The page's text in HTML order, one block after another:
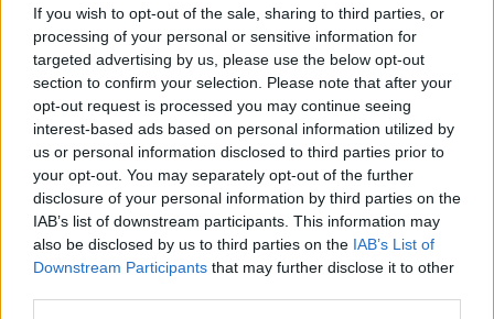
If you wish to opt-out of the sale, sharing to third parties, or
processing of your personal or sensitive information for
targeted advertising by us, please use the below opt-out
section to confirm your selection. Please note that after your
opt-out request is processed you may continue seeing
interest-based ads based on personal information utilized by
us or personal information disclosed to third parties prior to
your opt-out. You may separately opt-out of the further
disclosure of your personal information by third parties on the
IAB’s list of downstream participants. This information may
also be disclosed by us to third parties on the IAB’s List of
Downstream Participants that may further disclose it to other
La brasserie française La Débauche est toujours bonne
pour surprendre. Les bières créatives et insolites sont leur
spécialité. Avec sa gamme colorée et variée, Blue Edith
est un véritable enrichissement et aussi un feu d'artifice
de goût. Cette fois, les Français ont imaginé un accord
passionnant et combiné des fruits avec du sel. Si vous
pensiez que le caramel et le sel étaient les meilleurs amis,
vous devriez avoir une bouteille de Blue Edith !
L'Edith bleue n'est pas disponible en bleu foncé, mais en
noir absolu. Une couronne de mousse de taille moyenne à
pores fins couronne sa tête et est merveilleusement
crémeuse. De merveilleux parfums de malt caramel